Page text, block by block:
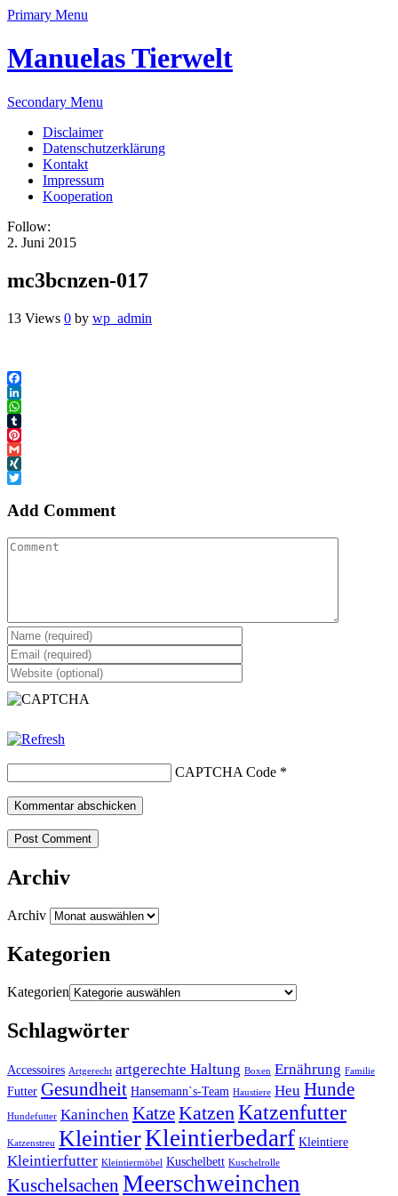
Primary Menu
Manuelas Tierwelt
Secondary Menu
Disclaimer
Datenschutzerklärung
Kontakt
Impressum
Kooperation
Follow:
2. Juni 2015
mc3bcnzen-017
13 Views 0 by wp_admin
Facebook
LinkedIn
WhatsApp
Tumblr
Pinterest
Gmail
XING
Add Comment
CAPTCHA Code *
Post Comment
Archiv
Archiv
Kategorien
Kategorien
Schlagwörter
Accessoires Artgerecht artgerechte Haltung Boxen Ernährung Familie
Futter Gesundheit Hansemann`s-Team Haustiere Heu Hunde
Hundefutter Kaninchen KatzeKatzen Katzenfutter
Katzenstreu KleintierKleintierbedarf Kleintiere
Kleintierfutter Kleintiermöbel Kuschelbett Kuschelrolle
Kuschelsachen Meerschweinchen